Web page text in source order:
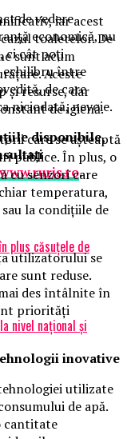
de vedere
economică, nu
ci cât poți
echilibru între
de care
niciodată, nevoie.
disponibile,
www.ruris.ro.
plus căsuțele de
nivel național și
iar acest
toaletelor. De
sunt acum
Aceste
și resurse, dar
de igienă.
care se așteaptă
publice. În plus, o
cu senzori care
temperatura,
la condițiile de
utilizatorului se
sunt reduse.
des întâlnite în
priorități
inovative
utilizate
de apă.
cantitate